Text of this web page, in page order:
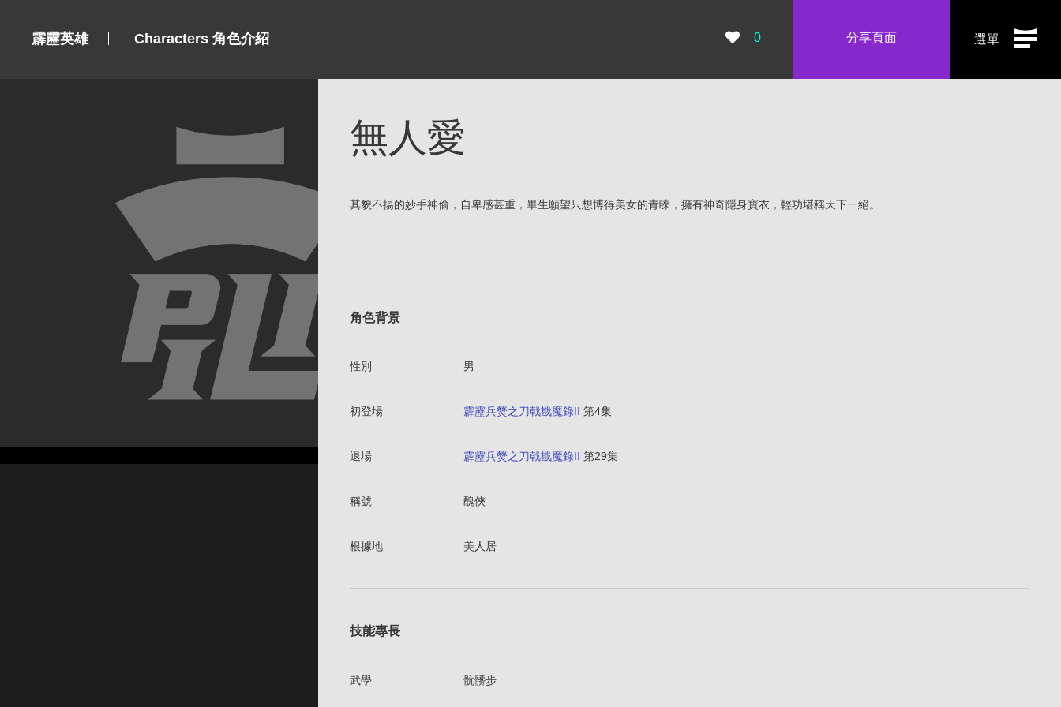
選單
霹靂英雄 Characters 角色介紹 瀏覽數：
0 分享頁面
無人愛
其貌不揚的妙手神偷，自卑感甚重，畢生願望只想博得美女的青睞，擁有神奇隱身寶衣，輕功堪稱天下一絕。
角色背景
性別 男
初登場 霹靂兵燹之刀戟戡魔錄II 第4集
退場 霹靂兵燹之刀戟戡魔錄II 第29集
稱號 醜俠
根據地 美人居
技能專長
武學 骯髒步